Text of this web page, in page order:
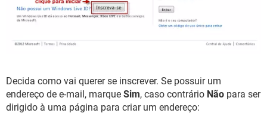
Decida como vai querer se inscrever. Se possuir um
endereço de e-mail, marque Sim, caso contrário Não para ser
dirigido à uma página para criar um endereço: